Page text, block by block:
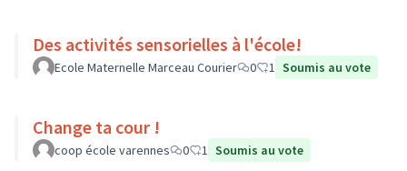
Des activités sensorielles à l'école!
Ecole Maternelle Marceau Courier 0 1 Soumis au vote
Change ta cour !
coop école varennes 0 1 Soumis au vote